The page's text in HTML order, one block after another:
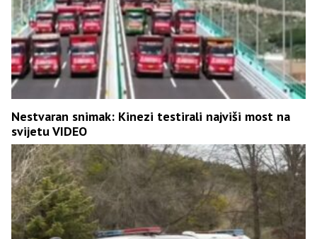
Nestvaran snimak: Kinezi testirali najviši most na
svijetu VIDEO